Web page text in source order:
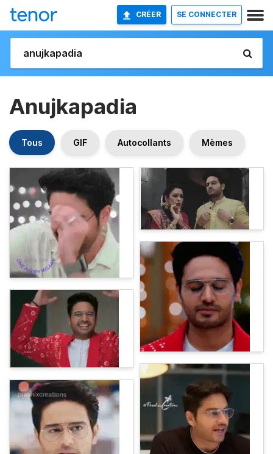
CRÉER SE CONNECTER
Anujkapadia
Tous GIF Autocollants Mèmes